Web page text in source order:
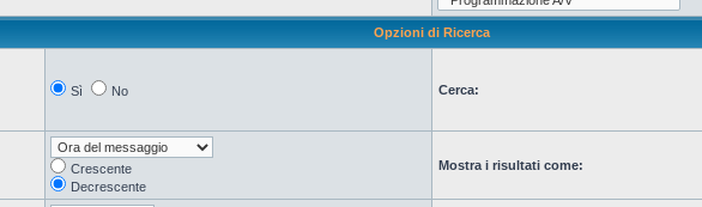
Opzioni di Ricerca
Sì No Cerca:
Crescente
Decrescente
Mostra i risultati come: